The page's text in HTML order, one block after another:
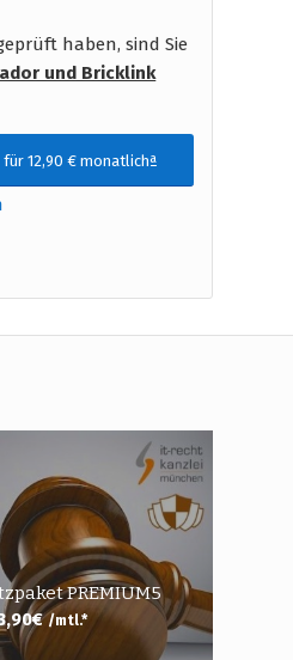
haben, sind Sie
und Bricklink
für 12,90 € monatlichª
PREMIUM5
€ /mtl.*